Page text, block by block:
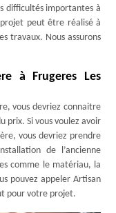
difficultés importantes à
projet peut être réalisé à
travaux. Nous assurons
à Frugeres Les
vous devriez connaitre
prix. Si vous voulez avoir
vous devriez prendre
de l’ancienne
comme le matériau, la
pouvez appeler Artisan
pour votre projet.